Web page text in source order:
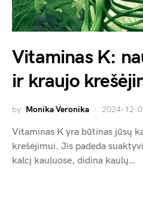
Vitaminas K:
ir kraujo
by Monika Veronika 2024-12-
Vitaminas K yra būtinas jūsų
krešėjimui. Jis padeda
kalcį kauluose, didina kaulų…